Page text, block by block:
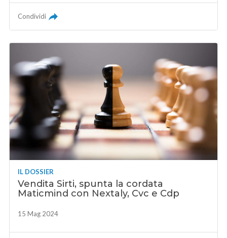
Condividi
IL DOSSIER
Vendita Sirti, spunta la cordata
Maticmind con Nextaly, Cvc e Cdp
15 Mag 2024